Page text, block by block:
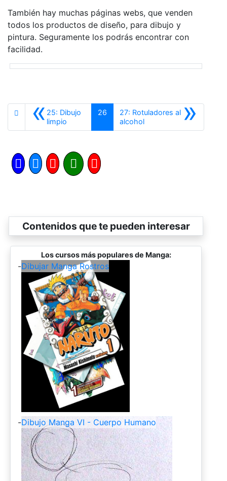
También hay muchas páginas webs, que venden
todos los productos de diseño, para dibujo y
pintura. Seguramente los podrás encontrar con
facilidad.
«25: Dibujo
limpio
26 »
27: Rotuladores al
alcoholSiguiente
Contenidos que te pueden interesar
Los cursos más populares de Manga:
-Dibujar Manga Rostros
-Dibujo Manga VI - Cuerpo Humano